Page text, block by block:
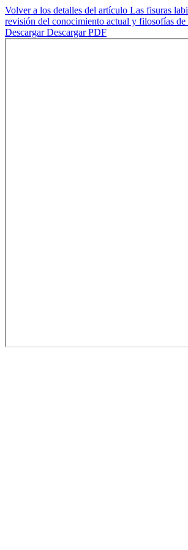
Volver a los detalles del artículo Las fisuras
revisión del conocimiento actual y filosofías de
DescargarDescargar PDF